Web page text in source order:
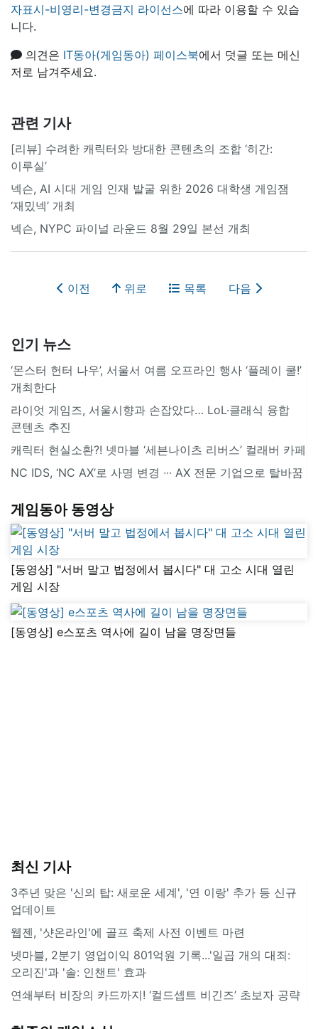
자표시-비영리-변경금지 라이선스에 따라 이용할 수 있습
니다.
의견은 IT동아(게임동아) 페이스북에서 덧글 또는 메신
저로 남겨주세요.
관련 기사
[리뷰] 수려한 캐릭터와 방대한 콘텐츠의 조합 ‘히간:
이루실’
넥슨, AI 시대 게임 인재 발굴 위한 2026 대학생 게임잼
‘재밌넥’ 개최
넥슨, NYPC 파이널 라운드 8월 29일 본선 개최
이전 위로 목록 다음
인기 뉴스
‘몬스터 헌터 나우’, 서울서 여름 오프라인 행사 ‘플레이 쿨!’
개최한다
라이엇 게임즈, 서울시향과 손잡았다… LoL·클래식 융합
콘텐츠 추진
캐릭터 현실소환?! 넷마블 ‘세븐나이츠 리버스’ 컬래버 카페
NC IDS, ‘NC AX’로 사명 변경 ∙∙∙ AX 전문 기업으로 탈바꿈
게임동아 동영상
[동영상] "서버 말고 법정에서 봅시다" 대 고소 시대 열린
게임 시장
[동영상] e스포츠 역사에 길이 남을 명장면들
최신 기사
3주년 맞은 '신의 탑: 새로운 세계', '연 이랑' 추가 등 신규
업데이트
웹젠, '샷온라인'에 골프 축제 사전 이벤트 마련
넷마블, 2분기 영업이익 801억원 기록...'일곱 개의 대죄:
오리진'과 '솔: 인챈트' 효과
연쇄부터 비장의 카드까지! ‘컬드셉트 비긴즈’ 초보자 공략